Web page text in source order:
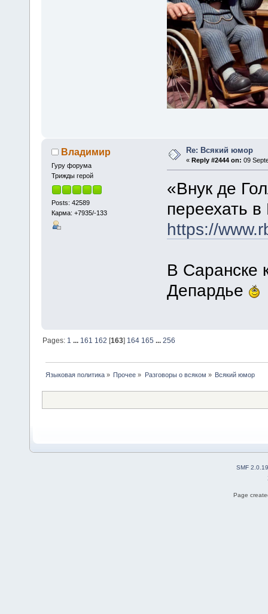
Владимир
Гуру форума
Трижды герой
Posts: 42589
Карма: +7935/-133
Re: Всякий юмор
«Reply #2444 on: 09
«Внук де
переехать
https://
В Саранске
Депардье
Pages: 1 ... 161 162 [163] 164 165 ...256
Языковая политика» Прочее » Разговоры о всяком » Всякий юмор
SMF 2.0.19
Page